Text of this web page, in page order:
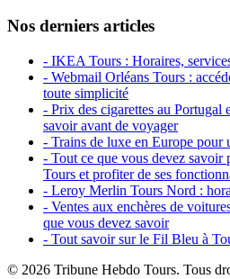
Nos derniers articles
- IKEA Tours : Horaires,
- Webmail Orléans Tours :
toute simplicité
- Prix des cigarettes au Portugal
savoir avant de voyager
- Trains de luxe en Europe pour
- Tout ce que vous devez
Tours et profiter de ses
- Leroy Merlin Tours Nord :
- Ventes aux enchères de
que vous devez savoir
- Tout savoir sur le Fil Bleu à
© 2026 Tribune Hebdo Tours. Tous